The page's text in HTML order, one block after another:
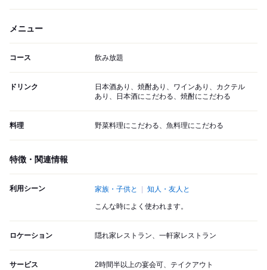
メニュー
コース 飲み放題
ドリンク
日本酒あり、焼酎あり、ワインあり、カクテル
あり、日本酒にこだわる、焼酎にこだわる
料理 野菜料理にこだわる、魚料理にこだわる
特徴・関連情報
利用シーン 家族・子供と 知人・友人と
こんな時によく使われます。
ロケーション 隠れ家レストラン、一軒家レストラン
サービス 2時間半以上の宴会可、テイクアウト